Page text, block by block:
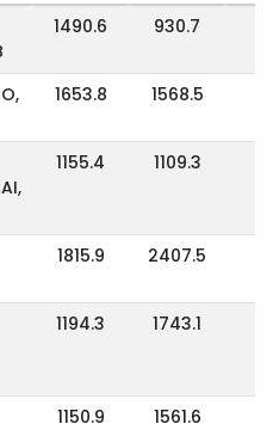
1490.6 930.7
1653.8 1568.5
1155.4 1109.3
1815.9 2407.5
1194.3 1743.1
1150.9 1561.6